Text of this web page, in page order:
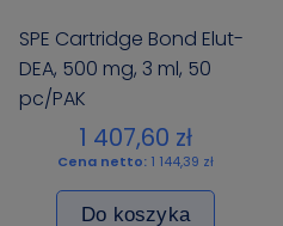
SPE Cartridge Bond Elut-
DEA, 500 mg, 3 ml, 50
pc/PAK
1 407,60 zł
Cena netto: 1 144,39 zł
Do koszyka